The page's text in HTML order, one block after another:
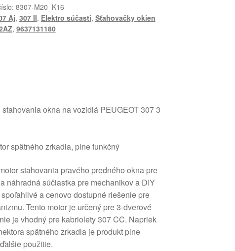
8307-M20_K16
Aj, 307 II, Elektro súčasti, Sťahovačky okien
, 9637131180
okna na vozidlá PEUGEOT 307 3
spätného zrkadla, plne funkčný
stahovania pravého predného okna pre
náhradná súčiastka pre mechanikov a DIY
a cenovo dostupné riešenie pre
Tento motor je určený pre 3-dverové
je vhodný pre kabriolety 307 CC. Napriek
spätného zrkadla je produkt plne
použitie.